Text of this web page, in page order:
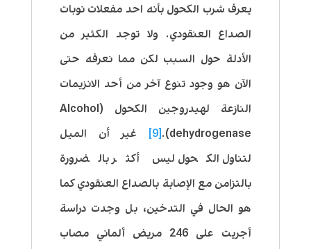
يعرف شرب الكحول بأنه احد مفعلات نوبات
الصداع العنقودي. ولا توجد الكثير من
الأدلة حول السبب لكن مما نعرفه حتى
الآن هو وجود تنوع آخر من أحد الانزيمات
النازعة لهيدروجين الكحول (Alcohol
dehydrogenase).
[9]
غير أن الميل
لتناول الكحول ليس أكثر بالضرورة
بالتزامن مع الإصابة بالصداع العنقودي كما
هو الحال في التدخين، بل وجدت دراسة
أجريت على 246 مريض ألماني مصاب